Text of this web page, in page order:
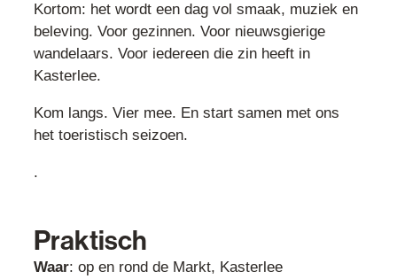
Kortom: het wordt een dag vol smaak, muziek en
beleving. Voor gezinnen. Voor nieuwsgierige
wandelaars. Voor iedereen die zin heeft in
Kasterlee.
Kom langs. Vier mee. En start samen met ons
het toeristisch seizoen.
.
Praktisch
Waar: op en rond de Markt, Kasterlee